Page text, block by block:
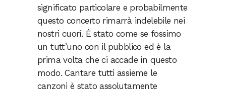
significato particolare e probabilmente
questo concerto rimarrà indelebile nei
nostri cuori. È stato come se fossimo
un tutt’uno con il pubblico ed è la
prima volta che ci accade in questo
modo. Cantare tutti assieme le
canzoni è stato assolutamente